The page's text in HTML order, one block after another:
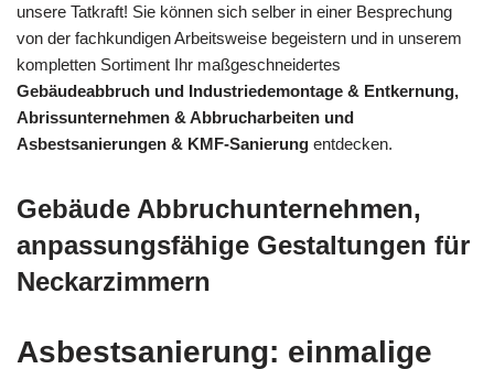
unsere Tatkraft! Sie können sich selber in einer Besprechung
von der fachkundigen Arbeitsweise begeistern und in unserem
kompletten Sortiment Ihr maßgeschneidertes
Gebäudeabbruch und Industriedemontage & Entkernung,
Abrissunternehmen & Abbrucharbeiten und
Asbestsanierungen & KMF-Sanierung entdecken.
Gebäude Abbruchunternehmen,
anpassungsfähige Gestaltungen für
Neckarzimmern
Asbestsanierung: einmalige